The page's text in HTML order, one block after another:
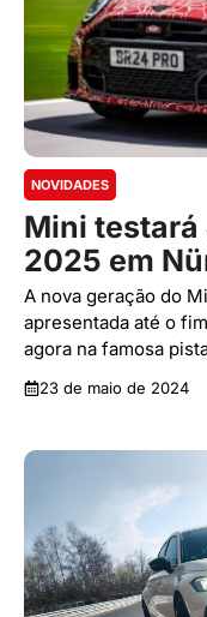
NOVIDADES
Mini testará
2025 em
A nova geração do
apresentada até o
agora na famosa
23 de maio de 2024